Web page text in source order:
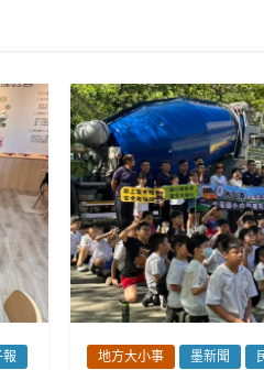
地方大小事 墨新聞